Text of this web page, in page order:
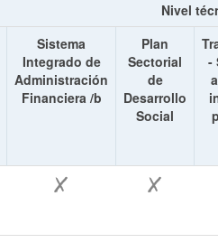
Nivel
Sistema
Integrado de
Administración
Financiera /b
Plan
Sectorial
de
Desarrollo
Social
-